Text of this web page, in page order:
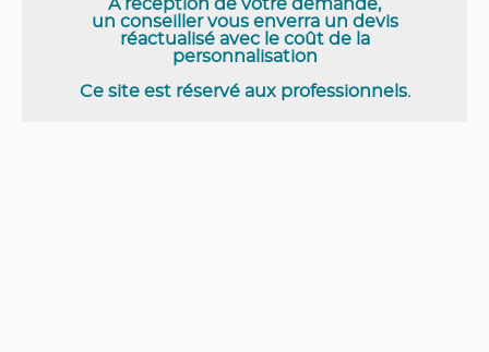
À réception de votre demande,
un conseiller vous enverra un devis
réactualisé avec le coût de la
personnalisation
Ce site est réservé aux professionnels.